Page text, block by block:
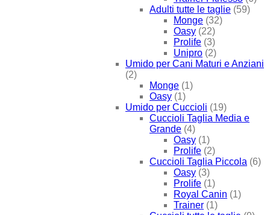
Adulti tutte le taglie (59)
Monge (32)
Oasy (22)
Prolife (3)
Unipro (2)
Umido per Cani Maturi e Anziani
(2)
Monge (1)
Oasy (1)
Umido per Cuccioli (19)
Cuccioli Taglia Media e
Grande (4)
Oasy (1)
Prolife (2)
Cuccioli Taglia Piccola (6)
Oasy (3)
Prolife (1)
Royal Canin (1)
Trainer (1)